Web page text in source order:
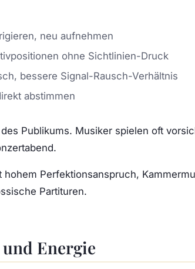
neu aufnehmen
ohne Sichtlinien-Druck
bessere Signal-Rausch-Verhältnis
abstimmen
Publikums. Musiker spielen oft
hohem Perfektionsanspruch,
Partituren.
Energie